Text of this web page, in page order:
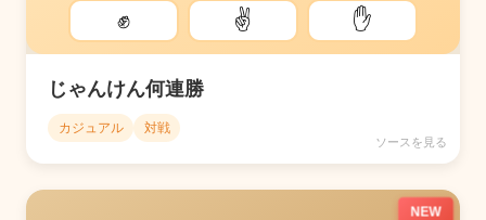
じゃんけん何連勝
カジュアル 対戦
ソースを見る
NEW